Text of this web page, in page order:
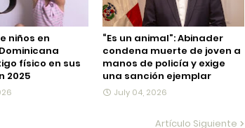
niños en
físico en sus
2025
“Es un animal”: Abinader
condena muerte de joven a
manos de policía y exige
una sanción ejemplar
July 04, 2026
Artículo Siguiente